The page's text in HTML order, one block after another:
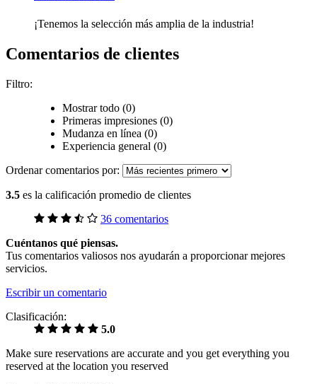
¡Tenemos la selección más amplia de la industria!
Comentarios de clientes
Filtro:
Mostrar todo (0)
Primeras impresiones (0)
Mudanza en línea (0)
Experiencia general (0)
Ordenar comentarios por:
3.5 es la calificación promedio de clientes
36 comentarios
Cuéntanos qué piensas.
Tus comentarios valiosos nos ayudarán a proporcionar mejores
servicios.
Escribir un comentario
Clasificación:
5.0
Make sure reservations are accurate and you get everything you
reserved at the location you reserved